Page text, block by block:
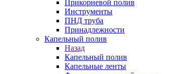
Прикорневой полив
Инструменты
ПНД труба
Принадлежности
Капельный полив
Назад
Капельный полив
Капельные ленты